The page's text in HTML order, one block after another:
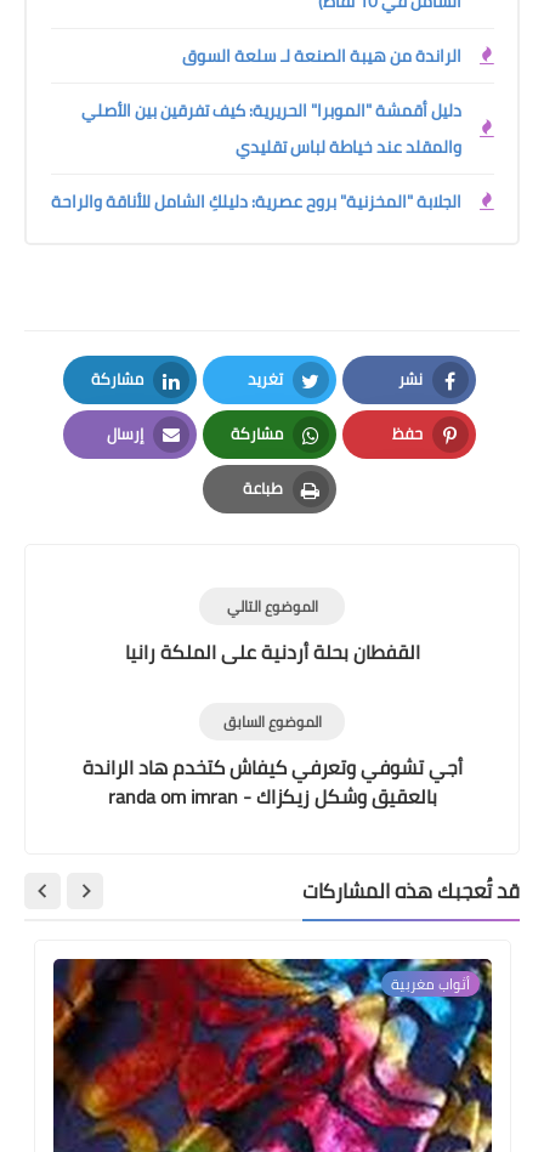
الراندة من هيبة الصنعة لـ سلعة السوق
دليل أقمشة "الموبرا" الحريرية: كيف تفرقين بين الأصلي
والمقلد عند خياطة لباس تقليدي
الجلابة "المخزنية" بروح عصرية: دليلكِ الشامل للأناقة والراحة
نشر
Facebook
تغريد
Twitter
مشاركة
LinkedIn
حفظ
Pinterest
مشاركة
Whatsapp
إرسال
Email
طباعة
Print
الموضوع التالي
القفطان بحلة أردنية على الملكة رانيا
الموضوع السابق
أجي تشوفي وتعرفي كيفاش كتخدم هاد الراندة
بالعقيق وشكل زيكزاك - randa om imran
قد تُعجبك هذه المشاركات
أثواب مغربية